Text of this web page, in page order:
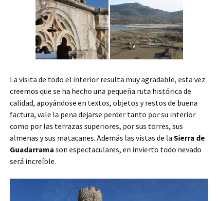
La visita de todo el interior resulta muy agradable, esta vez
creemos que se ha hecho una pequeña ruta histórica de
calidad, apoyándose en textos, objetos y restos de buena
factura, vale la pena dejarse perder tanto por su interior
como por las terrazas superiores, por sus torres, sus
almenas y sus matacanes. Además las vistas de la Sierra de
Guadarrama son espectaculares, en invierto todo nevado
será increíble.